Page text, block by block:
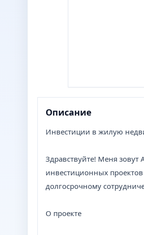
Описание
Инвестиции в жилую
Здравствуйте! Меня зовут
инвестиционных
долгосрочному
О проекте